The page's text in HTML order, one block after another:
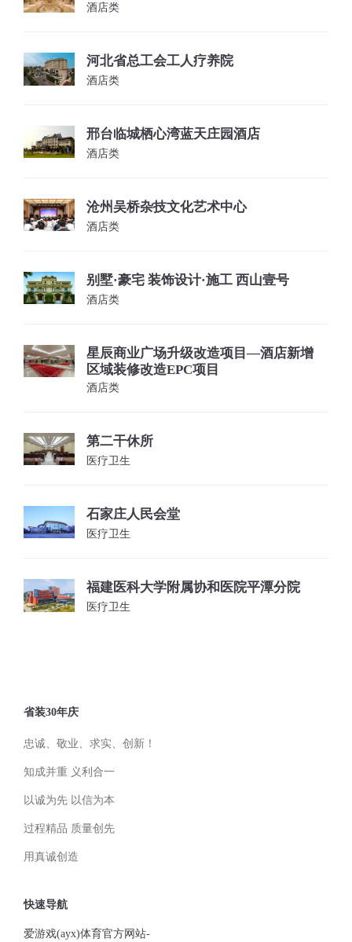
酒店类
河北省总工会工人疗养院
酒店类
邢台临城栖心湾蓝天庄园酒店
酒店类
沧州吴桥杂技文化艺术中心
酒店类
别墅·豪宅 装饰设计·施工 西山壹号
酒店类
星辰商业广场升级改造项目—酒店新增
区域装修改造EPC项目
酒店类
第二干休所
医疗卫生
石家庄人民会堂
医疗卫生
福建医科大学附属协和医院平潭分院
医疗卫生
省装30年庆
忠诚、敬业、求实、创新！
知成并重 义利合一
以诚为先 以信为本
过程精品 质量创先
用真诚创造
快速导航
爱游戏(ayx)体育官方网站-